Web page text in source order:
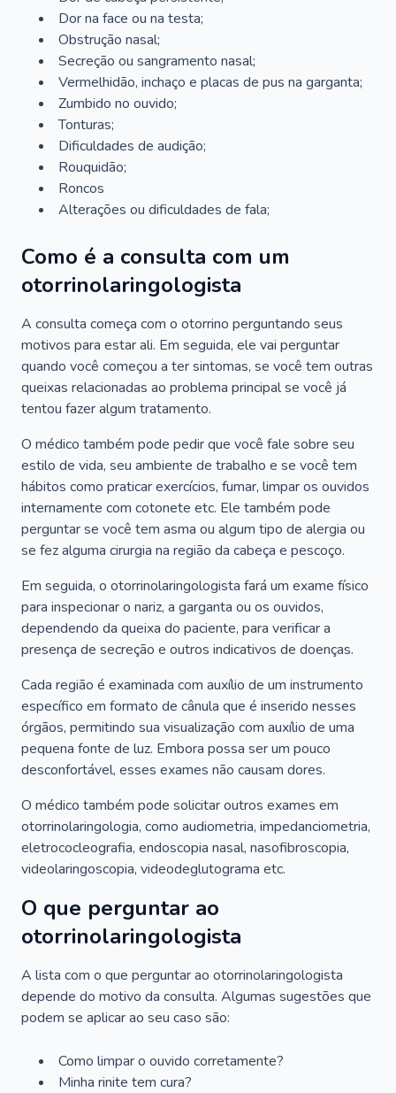
Dor na face ou na testa;
Obstrução nasal;
Secreção ou sangramento nasal;
Vermelhidão, inchaço e placas de pus na garganta;
Zumbido no ouvido;
Tonturas;
Dificuldades de audição;
Rouquidão;
Roncos
Alterações ou dificuldades de fala;
Como é a consulta com um
otorrinolaringologista
A consulta começa com o otorrino perguntando seus
motivos para estar ali. Em seguida, ele vai perguntar
quando você começou a ter sintomas, se você tem outras
queixas relacionadas ao problema principal se você já
tentou fazer algum tratamento.
O médico também pode pedir que você fale sobre seu
estilo de vida, seu ambiente de trabalho e se você tem
hábitos como praticar exercícios, fumar, limpar os ouvidos
internamente com cotonete etc. Ele também pode
perguntar se você tem asma ou algum tipo de alergia ou
se fez alguma cirurgia na região da cabeça e pescoço.
Em seguida, o otorrinolaringologista fará um exame físico
para inspecionar o nariz, a garganta ou os ouvidos,
dependendo da queixa do paciente, para verificar a
presença de secreção e outros indicativos de doenças.
Cada região é examinada com auxílio de um instrumento
específico em formato de cânula que é inserido nesses
órgãos, permitindo sua visualização com auxílio de uma
pequena fonte de luz. Embora possa ser um pouco
desconfortável, esses exames não causam dores.
O médico também pode solicitar outros exames em
otorrinolaringologia, como audiometria, impedanciometria,
eletrococleografia, endoscopia nasal, nasofibroscopia,
videolaringoscopia, videodeglutograma etc.
O que perguntar ao
otorrinolaringologista
A lista com o que perguntar ao otorrinolaringologista
depende do motivo da consulta. Algumas sugestões que
podem se aplicar ao seu caso são:
Como limpar o ouvido corretamente?
Minha rinite tem cura?